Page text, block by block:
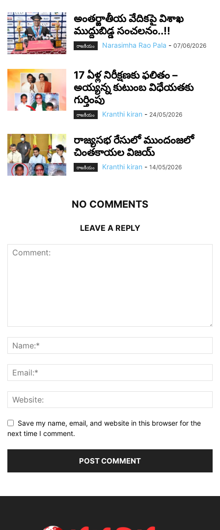
అంతర్జాతీయ వేదికపై విశాఖ
ముద్దుబిడ్డ సంచలనం..!!
రాజ‌కీయం Narasimha Rao Pala - 07/06/2026
17 ఏళ్ల నిరీక్షణకు ఫలితం –
అయ్యన్న కుటుంబ విధేయతకు
గుర్తింపు
రాజ‌కీయం Kranthi kiran - 24/05/2026
రాజ్యసభ రేసులో ముందంజలో
చింతకాయల విజయ్
రాజ‌కీయం Kranthi kiran - 14/05/2026
NO COMMENTS
LEAVE A REPLY
Save my name, email, and website in this browser for the
next time I comment.